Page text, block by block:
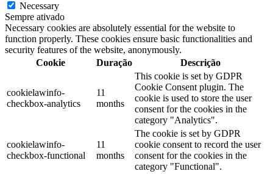
Necessary
Sempre ativado
Necessary cookies are absolutely essential for the website to
function properly. These cookies ensure basic functionalities and
security features of the website, anonymously.
Cookie
Duração Descrição
cookielawinfo-
checkbox-analytics
11
months
This cookie is set by GDPR
Cookie Consent plugin. The
cookie is used to store the user
consent for the cookies in the
category "Analytics".
cookielawinfo-
checkbox-functional
11
months
The cookie is set by GDPR
cookie consent to record the user
consent for the cookies in the
category "Functional".